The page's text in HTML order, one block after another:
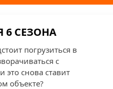
6 СЕЗОНА
погрузиться в
с
снова ставит
объекте?